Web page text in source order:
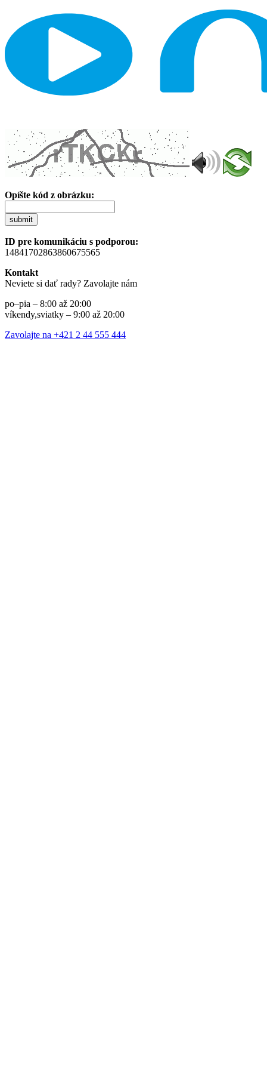
Opíšte kód z obrázku:
submit
ID pre komunikáciu s podporou:
14841702863860675565
Kontakt
Neviete si dať rady? Zavolajte nám
po–pia – 8:00 až 20:00
víkendy,sviatky – 9:00 až 20:00
Zavolajte na +421 2 44 555 444